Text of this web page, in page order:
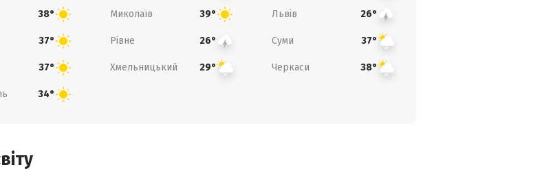
38° Миколаїв 39° Львів 26°
37° Рівне 26° Суми 37°
37° Хмельницький 29° Черкаси 38°
34°